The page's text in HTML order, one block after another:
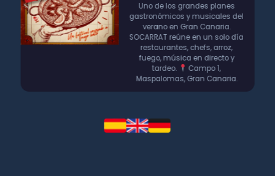
Uno de los grandes planes
gastronómicos y musicales del
verano en Gran Canaria.
SOCARRAT reúne en un solo día
restaurantes, chefs, arroz,
fuego, música en directo y
tardeo.
Campo 1,
Maspalomas, Gran Canaria.